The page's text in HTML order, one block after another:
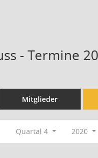
- Termine
Mitglieder
Quartal 4 2020